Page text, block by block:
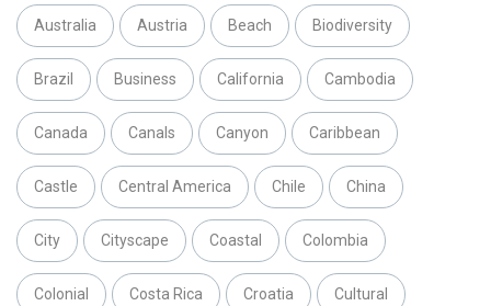
Australia Austria Beach Biodiversity
Brazil Business California Cambodia
Canada Canals Canyon Caribbean
Castle Central America Chile China
City Cityscape Coastal Colombia
Colonial Costa Rica Croatia Cultural